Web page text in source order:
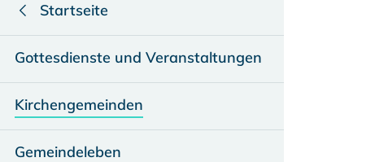
Startseite
Gottesdienste und Veranstaltungen
Kirchengemeinden
Gemeindeleben